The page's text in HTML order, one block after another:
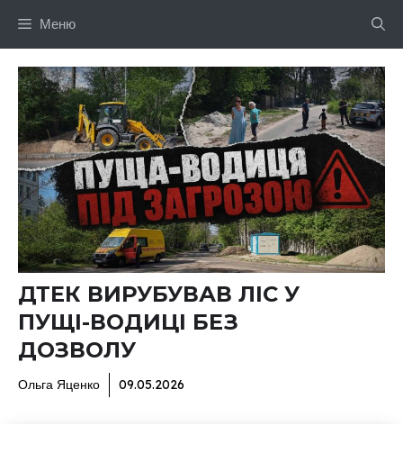
Меню
ДТЕК ВИРУБУВАВ ЛІС У
ПУЩІ-ВОДИЦІ БЕЗ
ДОЗВОЛУ
Ольга Яценко 09.05.2026